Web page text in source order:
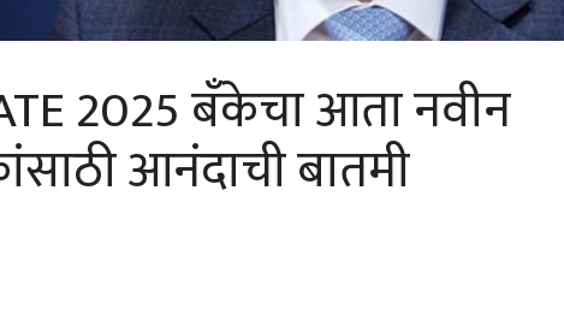
2025 बँकेचा आता नवीन
आनंदाची बातमी